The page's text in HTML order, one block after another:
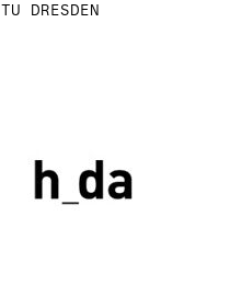
TU DRESDEN